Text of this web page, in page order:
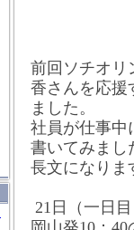
前回ソチオリ
香さんを応援
ました。
社員が仕事中
書いてみまし
長文になりま
21 日（一日